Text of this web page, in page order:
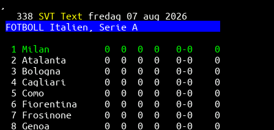
338 SVT Text fredag 07 aug 2026
FOTBOLL Italien, Serie A
1 Milan          0  0  0  0   0-0    0
2 Atalanta       0  0  0  0   0-0    0
3 Bologna        0  0  0  0   0-0    0
4 Cagliari       0  0  0  0   0-0    0
5 Como           0  0  0  0   0-0    0
6 Fiorentina     0  0  0  0   0-0    0
7 Frosinone      0  0  0  0   0-0    0
8 Genoa          0  0  0  0   0-0    0